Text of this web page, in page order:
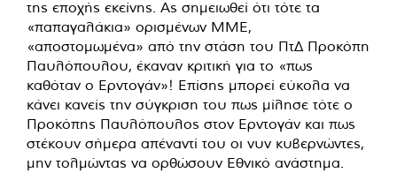
της εποχής εκείνης. Ας σημειωθεί ότι τότε τα
«παπαγαλάκια» ορισμένων ΜΜΕ,
«αποστομωμένα» από την στάση του ΠτΔ Προκόπη
Παυλόπουλου, έκαναν κριτική για το «πως
καθόταν ο Ερντογάν»! Επίσης μπορεί εύκολα να
κάνει κανείς την σύγκριση του πως μίλησε τότε ο
Προκόπης Παυλόπουλος στον Ερντογάν και πως
στέκουν σήμερα απέναντί του οι νυν κυβερνώντες,
μην τολμώντας να ορθώσουν Εθνικό ανάστημα.